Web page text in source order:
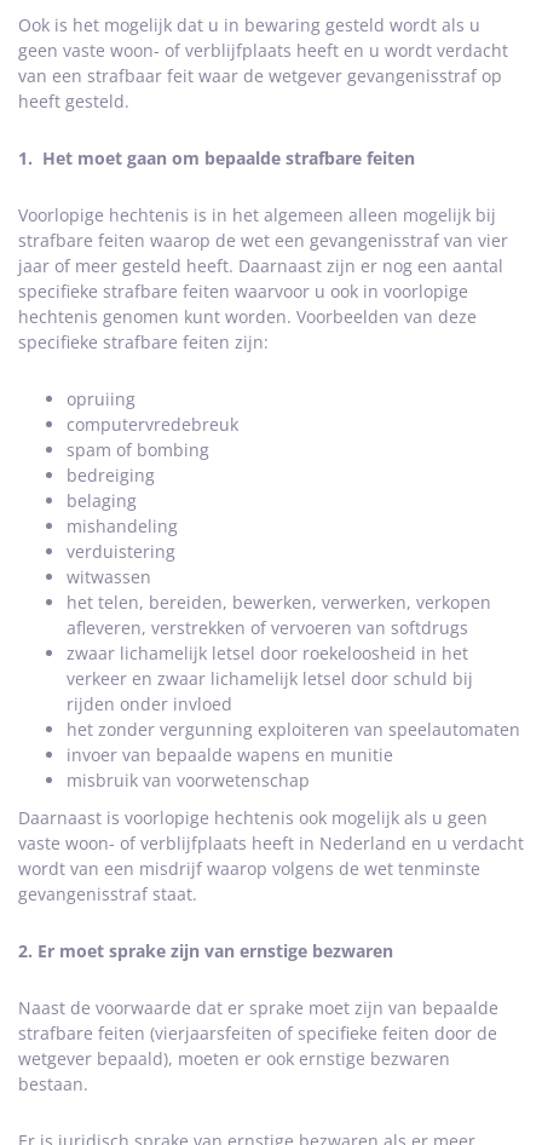
Ook is het mogelijk dat u in bewaring gesteld wordt als u
geen vaste woon- of verblijfplaats heeft en u wordt verdacht
van een strafbaar feit waar de wetgever gevangenisstraf op
heeft gesteld.
1. Het moet gaan om bepaalde strafbare feiten
Voorlopige hechtenis is in het algemeen alleen mogelijk bij
strafbare feiten waarop de wet een gevangenisstraf van vier
jaar of meer gesteld heeft. Daarnaast zijn er nog een aantal
specifieke strafbare feiten waarvoor u ook in voorlopige
hechtenis genomen kunt worden. Voorbeelden van deze
specifieke strafbare feiten zijn:
opruiing
computervredebreuk
spam of bombing
bedreiging
belaging
mishandeling
verduistering
witwassen
het telen, bereiden, bewerken, verwerken, verkopen
afleveren, verstrekken of vervoeren van softdrugs
zwaar lichamelijk letsel door roekeloosheid in het
verkeer en zwaar lichamelijk letsel door schuld bij
rijden onder invloed
het zonder vergunning exploiteren van speelautomaten
invoer van bepaalde wapens en munitie
misbruik van voorwetenschap
Daarnaast is voorlopige hechtenis ook mogelijk als u geen
vaste woon- of verblijfplaats heeft in Nederland en u verdacht
wordt van een misdrijf waarop volgens de wet tenminste
gevangenisstraf staat.
2. Er moet sprake zijn van ernstige bezwaren
Naast de voorwaarde dat er sprake moet zijn van bepaalde
strafbare feiten (vierjaarsfeiten of specifieke feiten door de
wetgever bepaald), moeten er ook ernstige bezwaren
bestaan.